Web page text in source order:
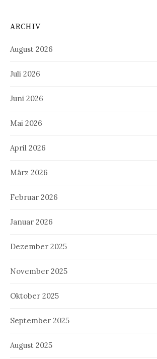
ARCHIV
August 2026
Juli 2026
Juni 2026
Mai 2026
April 2026
März 2026
Februar 2026
Januar 2026
Dezember 2025
November 2025
Oktober 2025
September 2025
August 2025